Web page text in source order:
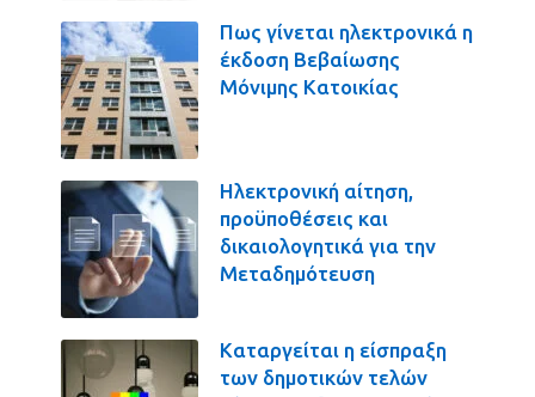
Πως γίνεται ηλεκτρονικά η
έκδοση Βεβαίωσης
Μόνιμης Κατοικίας
Ηλεκτρονική αίτηση,
προϋποθέσεις και
δικαιολογητικά για την
Μεταδημότευση
Καταργείται η είσπραξη
των δημοτικών τελών